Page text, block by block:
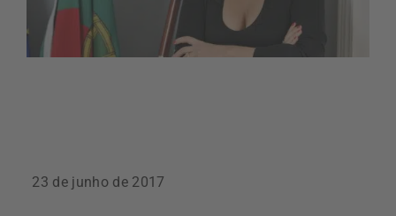
23 de junho de 2017